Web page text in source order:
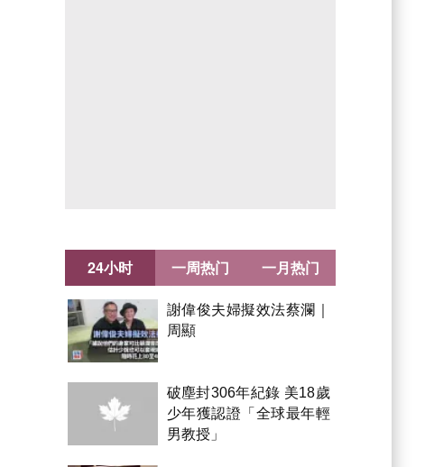
24小时
謝偉俊夫婦擬效法蔡瀾｜
周顯
破塵封306年紀錄 美18歲
少年獲認證「全球最年輕
男教授」
一周热门 一月热门